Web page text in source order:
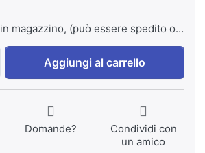
in magazzino, (può essere spedito o ritirato)
Aggiungi al carrello
Domande?
Condividi con
un amico